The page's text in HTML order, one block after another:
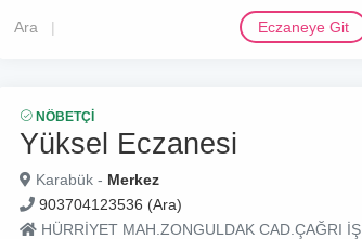
Ara Eczaneye Git
NÖBETÇI
Yüksel Eczanesi
Karabük - Merkez
903704123536 (Ara)
HÜRRİYET MAH.ZONGULDAK CAD.ÇAĞRI İŞ